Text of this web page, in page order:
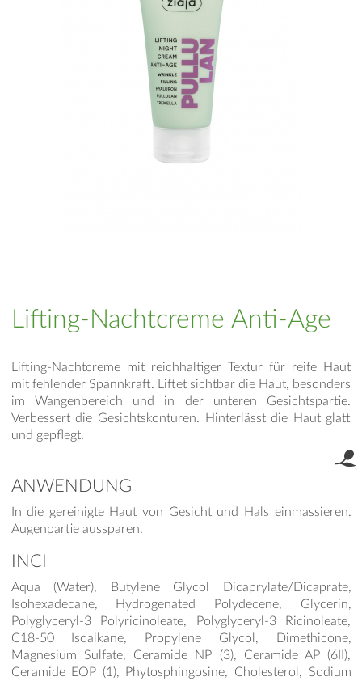
Lifting-Nachtcreme Anti-Age
Lifting-Nachtcreme mit reichhaltiger Textur für reife Haut
mit fehlender Spannkraft. Liftet sichtbar die Haut, besonders
im Wangenbereich und in der unteren Gesichtspartie.
Verbessert die Gesichtskonturen. Hinterlässt die Haut glatt
und gepflegt.
ANWENDUNG
In die gereinigte Haut von Gesicht und Hals einmassieren.
Augenpartie aussparen.
INCI
Aqua (Water), Butylene Glycol Dicaprylate/Dicaprate,
Isohexadecane, Hydrogenated Polydecene, Glycerin,
Polyglyceryl-3 Polyricinoleate, Polyglyceryl-3 Ricinoleate,
C18-50 Isoalkane, Propylene Glycol, Dimethicone,
Magnesium Sulfate, Ceramide NP (3), Ceramide AP (6II),
Ceramide EOP (1), Phytosphingosine, Cholesterol, Sodium